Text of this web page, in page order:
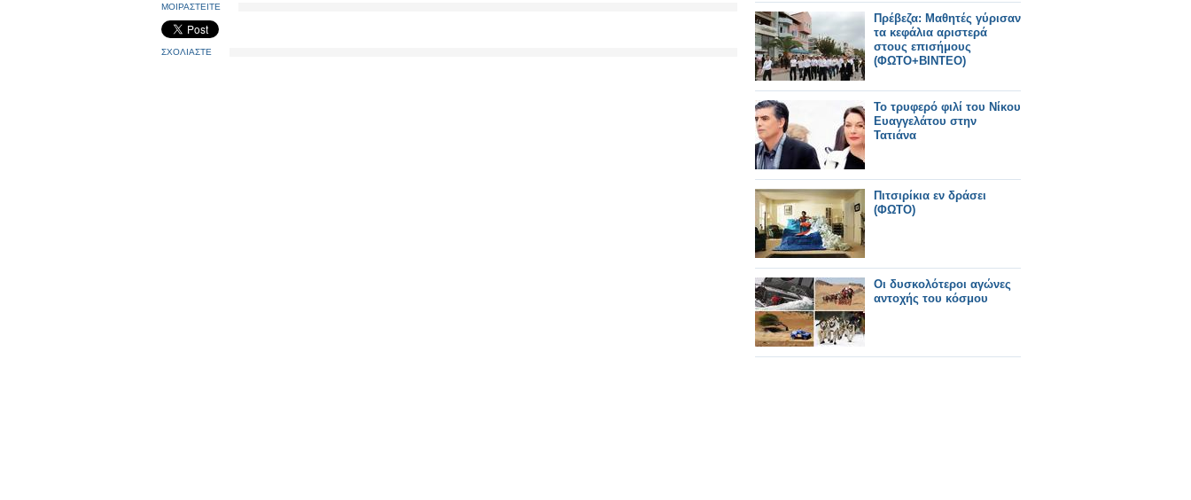
ΜΟΙΡΑΣΤΕΙΤΕ
ΣΧΟΛΙΑΣΤΕ
Πρέβεζα: Μαθητές γύρισαν
τα κεφάλια αριστερά
στους επισήμους
(ΦΩΤΟ+ΒΙΝΤΕΟ)
Το τρυφερό φιλί του Νίκου
Ευαγγελάτου στην
Τατιάνα
Πιτσιρίκια εν δράσει
(ΦΩΤΟ)
Οι δυσκολότεροι αγώνες
αντοχής του κόσμου